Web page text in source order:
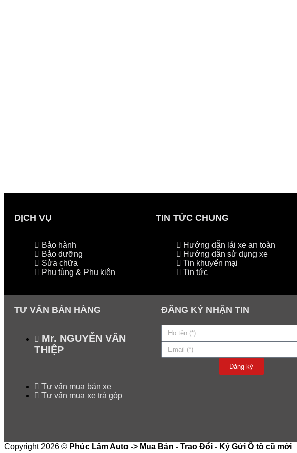
DỊCH VỤ
Bảo hành
Bảo dưỡng
Sửa chữa
Phụ tùng & Phụ kiện
TIN TỨC CHUNG
Hướng dẫn lái xe an toàn
Hướng dẫn sử dụng xe
Tin khuyến mại
Tin tức
TƯ VẤN BÁN HÀNG
Mr. NGUYỄN VĂN
THIỆP
Tư vấn mua bán xe
Tư vấn mua xe trả góp
ĐĂNG KÝ NHẬN TIN
Đăng ký
Copyright 2026 © Phúc Lâm Auto -> Mua Bán - Trao Đổi - Ký Gửi Ô tô cũ mới